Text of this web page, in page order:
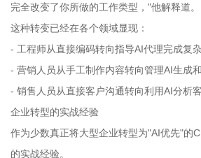
完全改变了你所做的工作类型，"他解释道。
这种转变已经在各个领域显现：
- 工程师从直接编码转向指导AI代理完成复
- 营销人员从手工制作内容转向管理AI生成
- 销售人员从直接客户沟通转向利用AI分析
企业转型的实战经验
作为少数真正将大型企业转型为"AI优先"的
的实战经验。